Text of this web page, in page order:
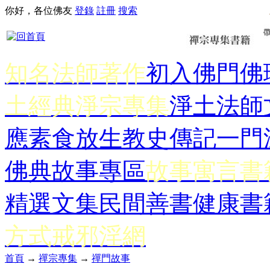
你好，各位佛友 登錄 註冊 搜索
知名法師著作初入佛門佛
土經典淨宗專集淨土法師
應素食放生教史傳記一門
佛典故事專區故事寓言書
精選文集民間善書健康書
方式戒邪淫網
首頁 → 禪宗專集 → 禪門故事